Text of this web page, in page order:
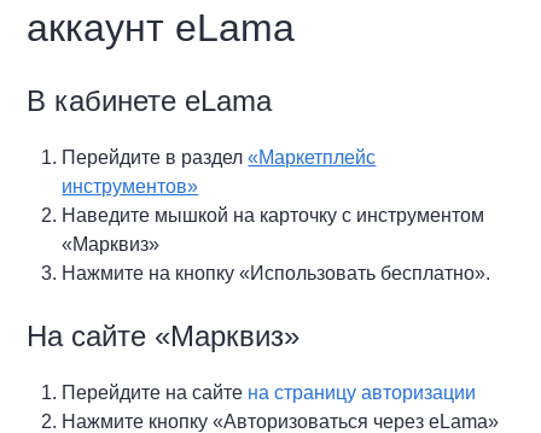
аккаунт eLama
В кабинете eLama
Перейдите в раздел«Маркетплейс
инструментов»
Наведите мышкой на карточку с инструментом
«Марквиз»
Нажмите на кнопку «Использовать бесплатно».
На сайте «Марквиз»
Перейдите на сайте на страницу авторизации
Нажмите кнопку «Авторизоваться через eLama»